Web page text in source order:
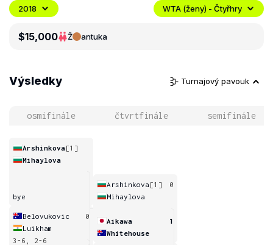
2018 WTA (ženy) - Čtyřhry
$15,000 Ž antuka
Výsledky Turnajový pavouk
osmifinále čtvrtfinále semifinále
Arshinkova[1]
Mihaylova
bye
Belovukovic
0
Luikham
3-6, 2-6
Arshinkova [1]
0
Mihaylova
Aikawa
1
Whitehouse